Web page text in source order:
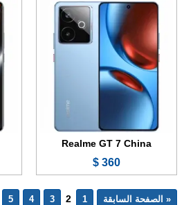
Realme GT 7 China
360 $
« الصفحة السابقة 1
2
3
4
5